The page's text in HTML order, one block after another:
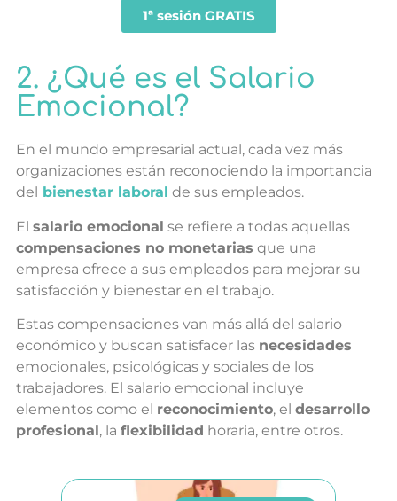
1ª sesión GRATIS
2. ¿Qué es el Salario
Emocional?
En el mundo empresarial actual, cada vez más
organizaciones están reconociendo la importancia
del
bienestar laboral de sus empleados.
El salario emocional se refiere a todas aquellas
compensaciones no monetarias que una
empresa ofrece a sus empleados para mejorar su
satisfacción y bienestar en el trabajo.
Estas compensaciones van más allá del salario
económico y buscan satisfacer las necesidades
emocionales, psicológicas y sociales de los
trabajadores. El salario emocional incluye
elementos como el reconocimiento, el desarrollo
profesional, la flexibilidad horaria, entre otros.